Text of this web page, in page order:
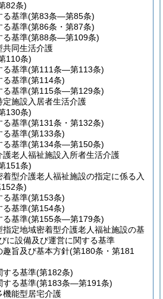
82条)
る基準(第83条―第85条)
る基準(第86条・第87条)
る基準(第88条―第109条)
共同生活介護
110条)
る基準(第111条―第113条)
る基準(第114条)
る基準(第115条―第129条)
定施設入居者生活介護
130条)
る基準(第131条・第132条)
る基準(第133条)
る基準(第134条―第150条)
護老人福祉施設入所者生活介護
151条)
着型介護老人福祉施設の指定に係る入
条)
る基準(第153条)
る基準(第154条)
る基準(第155条―第179条)
指定地域密着型介護老人福祉施設の基
に設備及び運営に関する基準
趣旨及び基本方針(第180条・第181
する基準(第182条)
する基準(第183条―第191条)
機能型居宅介護